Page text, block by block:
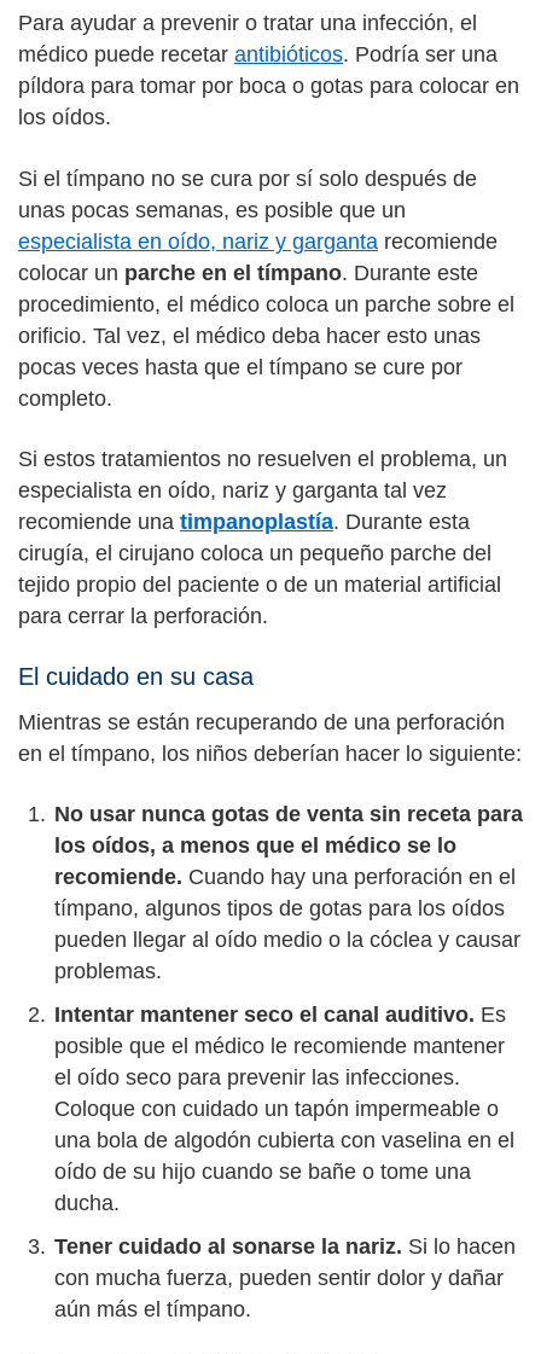
Para ayudar a prevenir o tratar una infección, el
médico puede recetar antibióticos. Podría ser una
píldora para tomar por boca o gotas para colocar en
los oídos.
Si el tímpano no se cura por sí solo después de
unas pocas semanas, es posible que un
especialista en oído, nariz y garganta recomiende
colocar un parche en el tímpano. Durante este
procedimiento, el médico coloca un parche sobre el
orificio. Tal vez, el médico deba hacer esto unas
pocas veces hasta que el tímpano se cure por
completo.
Si estos tratamientos no resuelven el problema, un
especialista en oído, nariz y garganta tal vez
recomiende una timpanoplastía. Durante esta
cirugía, el cirujano coloca un pequeño parche del
tejido propio del paciente o de un material artificial
para cerrar la perforación.
El cuidado en su casa
Mientras se están recuperando de una perforación
en el tímpano, los niños deberían hacer lo siguiente:
No usar nunca gotas de venta sin receta para
los oídos, a menos que el médico se lo
recomiende. Cuando hay una perforación en el
tímpano, algunos tipos de gotas para los oídos
pueden llegar al oído medio o la cóclea y causar
problemas.
Intentar mantener seco el canal auditivo. Es
posible que el médico le recomiende mantener
el oído seco para prevenir las infecciones.
Coloque con cuidado un tapón impermeable o
una bola de algodón cubierta con vaselina en el
oído de su hijo cuando se bañe o tome una
ducha.
Tener cuidado al sonarse la nariz. Si lo hacen
con mucha fuerza, pueden sentir dolor y dañar
aún más el tímpano.